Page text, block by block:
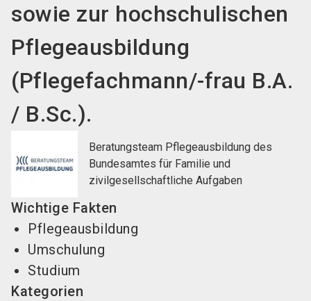
sowie zur hochschulischen
Pflegeausbildung
(Pflegefachmann/-frau B.A.
/ B.Sc.).
Beratungsteam Pflegeausbildung des
Bundesamtes für Familie und
zivilgesellschaftliche Aufgaben
Wichtige Fakten
Pflegeausbildung
Umschulung
Studium
Kategorien